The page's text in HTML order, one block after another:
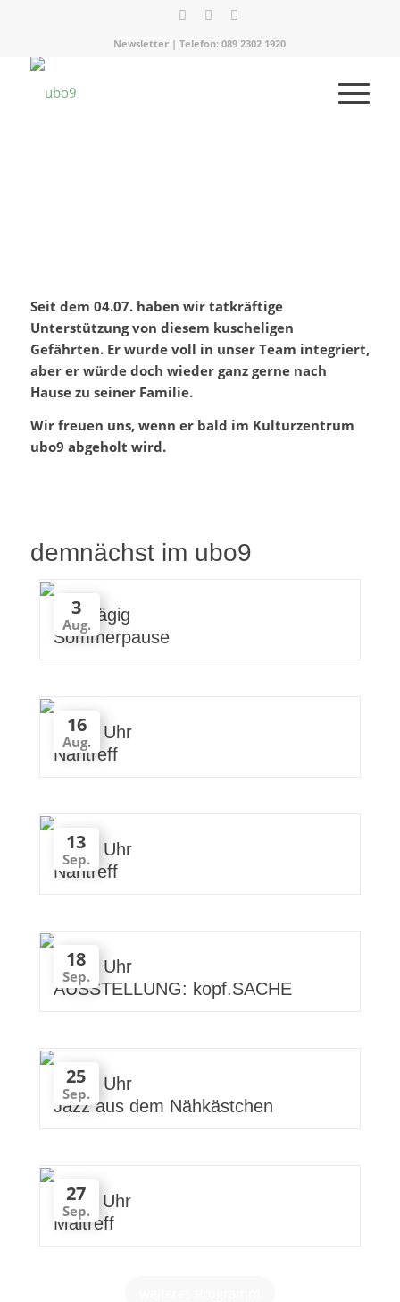
Newsletter | Telefon:089 2302 1920
Seit dem 04.07. haben wir tatkräftige
Unterstützung von diesem kuscheligen
Gefährten. Er wurde voll in unser Team integriert,
aber er würde doch wieder ganz gerne nach
Hause zu seiner Familie.
Wir freuen uns, wenn er bald im Kulturzentrum
ubo9 abgeholt wird.
demnächst im ubo9
3
Aug.
ganztägig
Sommerpause
16
Aug.
10:00 Uhr
Nähtreff
13
Sep.
10:00 Uhr
Nähtreff
18
Sep.
19:00 Uhr
AUSSTELLUNG: kopf.SACHE
25
Sep.
19:30 Uhr
Jazz aus dem Nähkästchen
27
Sep.
11:00 Uhr
Maltreff